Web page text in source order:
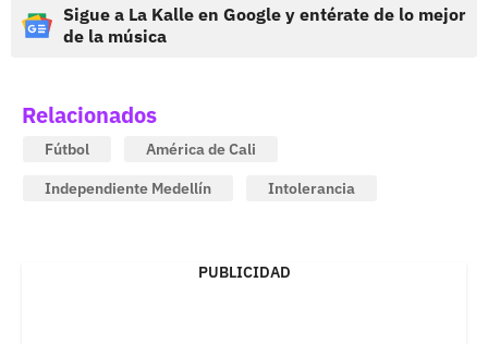
Sigue a La Kalle en Google y entérate de lo mejor
de la música
Relacionados
Fútbol
América de Cali
Independiente Medellín
Intolerancia
PUBLICIDAD